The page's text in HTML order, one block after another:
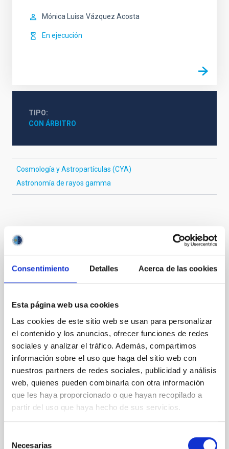
Consentimiento Detalles Acerca de las cookies
Esta página web usa cookies
Las cookies de este sitio web se usan para personalizar
el contenido y los anuncios, ofrecer funciones de redes
sociales y analizar el tráfico. Además, compartimos
información sobre el uso que haga del sitio web con
nuestros partners de redes sociales, publicidad y análisis
web, quienes pueden combinarla con otra información
que les haya proporcionado o que hayan recopilado a
partir del uso que haya hecho de sus servicios.
Necesarias
Mónica Luisa Vázquez Acosta
En ejecución
TIPO
CON ÁRBITRO
Cosmología y Astropartículas (CYA)
Astronomía de rayos gamma
Te puede interesar
CON ÁRBITRO
The impact of star formation histories on
the inner dark matter density slopes of
galaxies
Aims. We aim to investigate the connection between
star formation histories (SFHs) and the inner dark
matter density profiles of simulated galaxies. In
particular, we tested whether the burstiness and
temporal distribution of star formation influence the
formation of cored versus cuspy dark matter profiles.
Methods. We homogeneously analysed